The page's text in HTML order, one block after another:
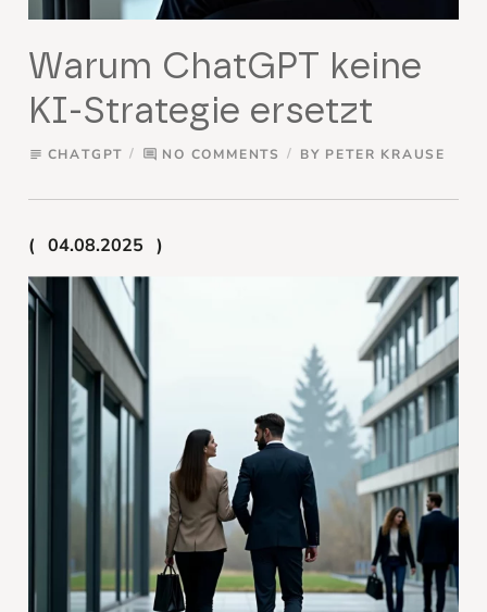
Warum ChatGPT keine
KI-Strategie ersetzt
subject CHATGPT comment NO COMMENTS BY PETER KRAUSE
04.08.2025